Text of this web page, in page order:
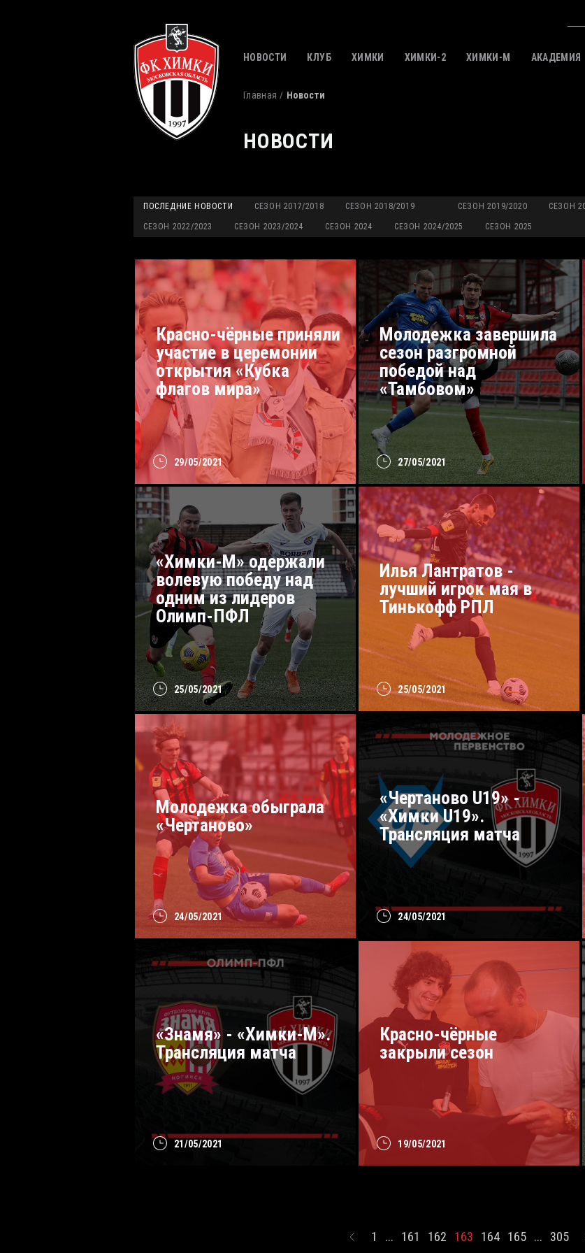
НОВОСТИ КЛУБ ХИМКИ ХИМКИ-2 ХИМКИ-M АКАДЕМИЯ
Главная Новости
НОВОСТИ
ПОСЛЕДНИЕ НОВОСТИ СЕЗОН 2017/2018 СЕЗОН 2018/2019 СЕЗОН 2019/2020 СЕЗОН
СЕЗОН 2022/2023 СЕЗОН 2023/2024 СЕЗОН 2024 СЕЗОН 2024/2025 СЕЗОН 2025
29/05/2021
Красно-чёрные приняли
участие в церемонии
открытия «Кубка
флагов мира»
27/05/2021
Молодежка завершила
сезон разгромной
победой над
«Тамбовом»
25/05/2021
«Химки-М» одержали
волевую победу над
одним из лидеров
Олимп-ПФЛ
25/05/2021
Илья Лантратов -
лучший игрок мая в
Тинькофф РПЛ
24/05/2021
Молодежка обыграла
«Чертаново»
24/05/2021
«Чертаново U19» -
«Химки U19».
Трансляция матча
21/05/2021
«Знамя» - «Химки-М».
Трансляция матча
19/05/2021
Красно-чёрные
закрыли сезон
1 ... 161 162 163 164 165 ... 305